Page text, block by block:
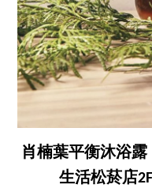
肖楠葉平衡沐浴露
生活松菸店